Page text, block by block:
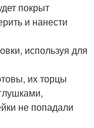
покрыт
и нанести
используя для
их торцы
не попадали